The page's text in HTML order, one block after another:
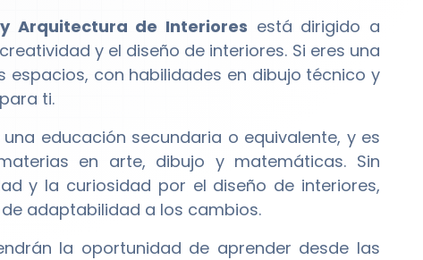
Arquitectura de Interiores está dirigido a
y el diseño de interiores. Si eres una
con habilidades en dibujo técnico y
ti.
educación secundaria o equivalente, y es
en arte, dibujo y matemáticas. Sin
y la curiosidad por el diseño de interiores,
adaptabilidad a los cambios.
la oportunidad de aprender desde las